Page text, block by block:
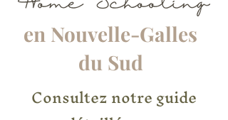
en Nouvelle-Galles
du Sud
Consultez notre guide